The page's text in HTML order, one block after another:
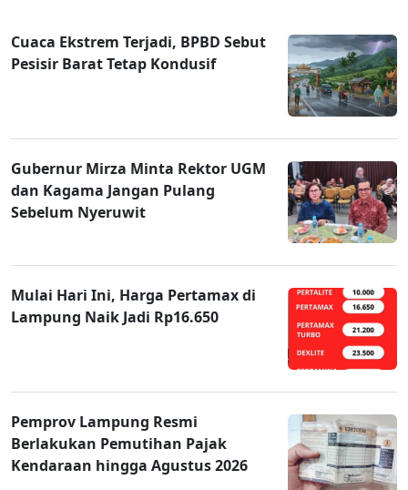
Cuaca Ekstrem Terjadi, BPBD Sebut
Pesisir Barat Tetap Kondusif
Gubernur Mirza Minta Rektor UGM
dan Kagama Jangan Pulang
Sebelum Nyeruwit
Mulai Hari Ini, Harga Pertamax di
Lampung Naik Jadi Rp16.650
Pemprov Lampung Resmi
Berlakukan Pemutihan Pajak
Kendaraan hingga Agustus 2026